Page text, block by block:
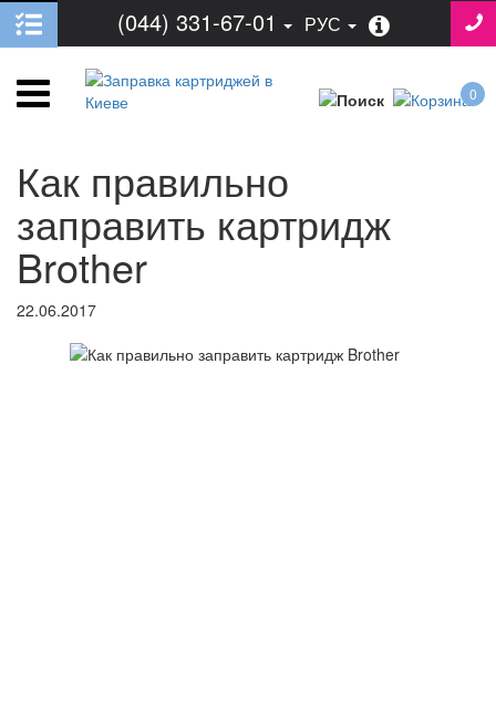
(044) 331-67-01 РУС
0
Как правильно
заправить картридж
Brother
22.06.2017